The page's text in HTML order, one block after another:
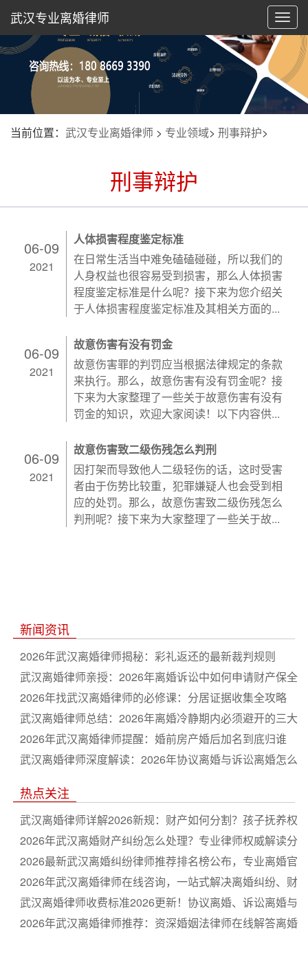
切
换
航
武汉专业离婚律师
当前位置： 武汉专业离婚律师 > 专业领域> 刑事辩护>
刑事辩护
06-09
2021
人体损害程度鉴定标准
在日常生活当中难免磕磕碰碰，所以我们的
人身权益也很容易受到损害，那么人体损害
程度鉴定标准是什么呢？接下来为您介绍关
于人体损害程度鉴定标准及其相关方面的...
06-09
2021
故意伤害有没有罚金
故意伤害罪的判罚应当根据法律规定的条款
来执行。那么，故意伤害有没有罚金呢？接
下来为大家整理了一些关于故意伤害有没有
罚金的知识，欢迎大家阅读！以下内容供...
06-09
2021
故意伤害致二级伤残怎么判刑
因打架而导致他人二级轻伤的话，这时受害
者由于伤势比较重，犯罪嫌疑人也会受到相
应的处罚。那么，故意伤害致二级伤残怎么
判刑呢？接下来为大家整理了一些关于故...
新闻资讯
2026年武汉离婚律师揭秘：彩礼返还的最新裁判规则
武汉离婚律师亲授：2026年离婚诉讼中如何申请财产保全
2026年找武汉离婚律师的必修课：分居证据收集全攻略
武汉离婚律师总结：2026年离婚冷静期内必须避开的三大
坑
2026年武汉离婚律师提醒：婚前房产婚后加名到底归谁
武汉离婚律师深度解读：2026年协议离婚与诉讼离婚怎么
热点关注
武汉离婚律师详解2026新规：财产如何分割？孩子抚养权
怎么判？必看避坑指南
2026年武汉离婚财产纠纷怎么处理？专业律师权威解读分
割新规
2026最新武汉离婚纠纷律师推荐排名榜公布，专业离婚官
司律师深度盘点
2026年武汉离婚律师在线咨询，一站式解决离婚纠纷、财
产分割与子女抚养权问题
武汉离婚律师收费标准2026更新！协议离婚、诉讼离婚与
抚养权争夺全解析
2026年武汉离婚律师推荐：资深婚姻法律师在线解答离婚